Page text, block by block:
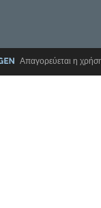
Απαγορεύεται η